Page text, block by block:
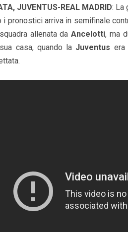
JUVENTUS-REAL MADRID: La
i pronostici arriva in semifinale
allenata daAncelotti, ma
casa, quando la Juventus era